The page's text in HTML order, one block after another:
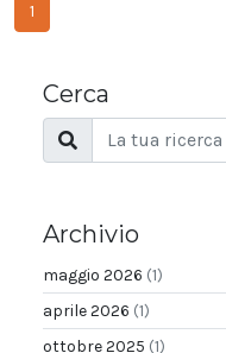
1
Cerca
Archivio
maggio 2026 (1)
aprile 2026 (1)
ottobre 2025 (1)